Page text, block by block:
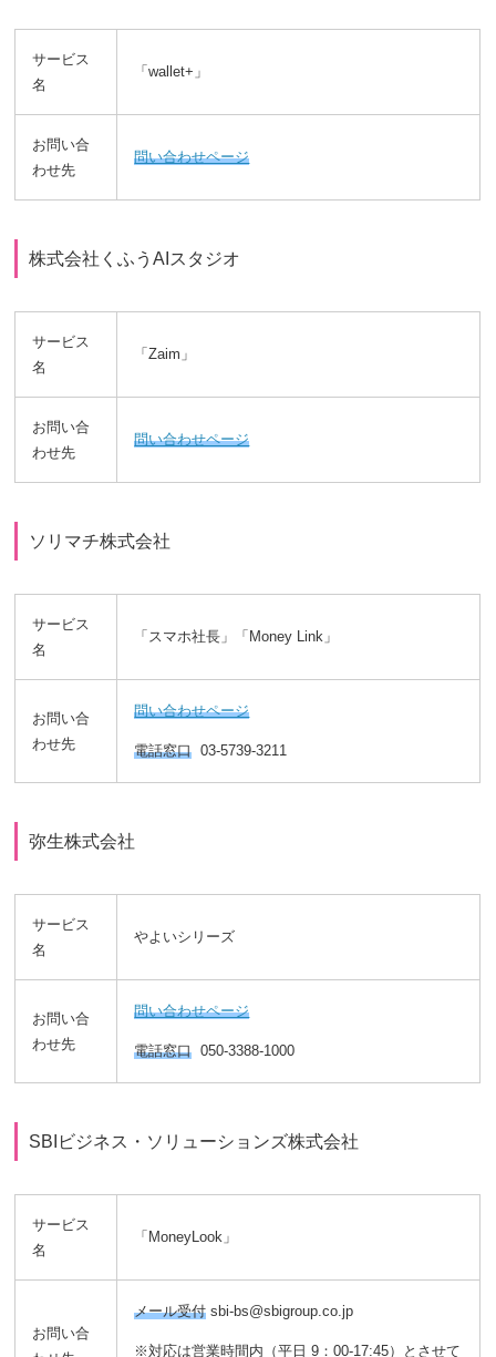
サービス
名
「wallet+」
お問い合
わせ先
問い合わせページ
株式会社くふうAIスタジオ
サービス
名
「Zaim」
お問い合
わせ先
問い合わせページ
ソリマチ株式会社
サービス
名
「スマホ社長」「Money Link」
お問い合
わせ先
問い合わせページ
電話窓口 03-5739-3211
弥生株式会社
サービス
名
やよいシリーズ
お問い合
わせ先
問い合わせページ
電話窓口 050-3388-1000
SBIビジネス・ソリューションズ株式会社
サービス
名
「MoneyLook」
お問い合
メール受付 sbi-bs@sbigroup.co.jp
※対応は営業時間内（平日 9：00-17:45）とさせて